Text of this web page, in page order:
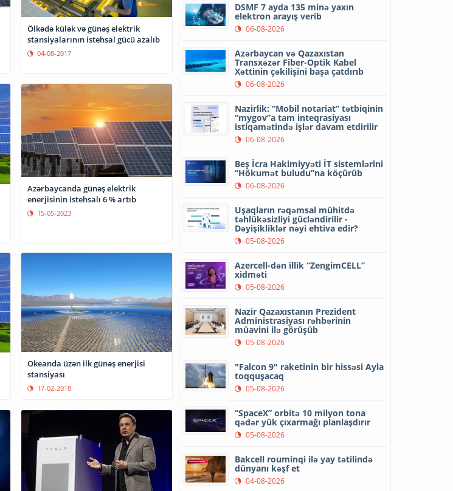
Ölkədə külək və günəş elektrik
stansiyalarının istehsal gücü azalıb
04-08-2017
Azərbaycanda günəş elektrik
enerjisinin istehsalı 6 % artıb
15-05-2023
Okeanda üzən ilk günəş enerjisi
stansiyası
17-02-2018
DSMF 7 ayda 135 minə yaxın
elektron arayış verib
06-08-2026
Azərbaycan və Qazaxıstan
Transxəzər Fiber-Optik Kabel
Xəttinin çəkilişini başa çatdırıb
06-08-2026
Nazirlik: “Mobil notariat” tətbiqinin
“mygov”a tam inteqrasiyası
istiqamətində işlər davam etdirilir
06-08-2026
Beş İcra Hakimiyyəti İT sistemlərini
“Hökumət buludu”na köçürüb
06-08-2026
Uşaqların rəqəmsal mühitdə
təhlükəsizliyi gücləndirilir -
Dəyişikliklər nəyi ehtiva edir?
05-08-2026
Azercell-dən illik “ZengimCELL”
xidməti
05-08-2026
Nazir Qazaxıstanın Prezident
Administrasiyası rəhbərinin
müavini ilə görüşüb
05-08-2026
"Falcon 9" raketinin bir hissəsi Ayla
toqquşacaq
05-08-2026
“SpaceX” orbitə 10 milyon tona
qədər yük çıxarmağı planlaşdırır
05-08-2026
Bakcell rouminqi ilə yay tətilində
dünyanı kəşf et
04-08-2026